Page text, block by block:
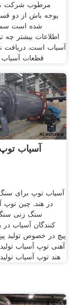
مرطوب شرکت
یوجه باش از دو
شده است
اطلاعات بیشتر چه
آسیاب است. دریافت
قطعات آسیاب
آسیاب
آسیاب توپ برای
در هند. چین توپ
سنگ زنی سنگ
کنندگان آسیاب
پیچ در خصوص تولید
آهنی توپ آسیاب تولید
هند توپ آسیاب